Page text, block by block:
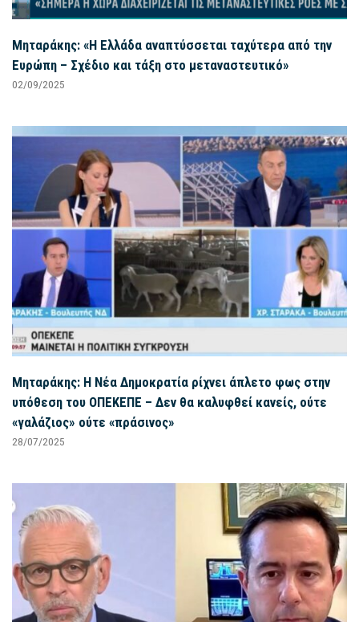
Μηταράκης: «Η Ελλάδα αναπτύσσεται ταχύτερα από την
Ευρώπη – Σχέδιο και τάξη στο μεταναστευτικό»
02/09/2025
Μηταράκης: Η Νέα Δημοκρατία ρίχνει άπλετο φως στην
υπόθεση του ΟΠΕΚΕΠΕ – Δεν θα καλυφθεί κανείς, ούτε
«γαλάζιος» ούτε «πράσινος»
28/07/2025